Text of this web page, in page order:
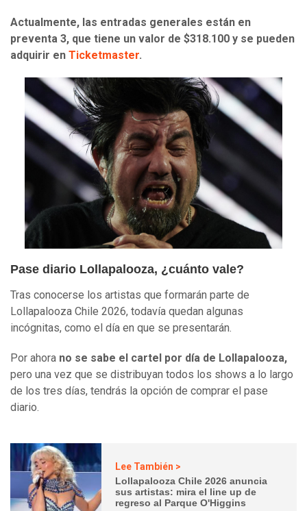
Actualmente, las entradas generales están en
preventa 3, que tiene un valor de $318.100 y se pueden
adquirir en Ticketmaster.
Pase diario Lollapalooza, ¿cuánto vale?
Tras conocerse los artistas que formarán parte de
Lollapalooza Chile 2026, todavía quedan algunas
incógnitas, como el día en que se presentarán.
Por ahora no se sabe el cartel por día de Lollapalooza,
pero una vez que se distribuyan todos los shows a lo largo
de los tres días, tendrás la opción de comprar el pase
diario.
Lee También >
Lollapalooza Chile 2026 anuncia
sus artistas: mira el line up de
regreso al Parque O'Higgins